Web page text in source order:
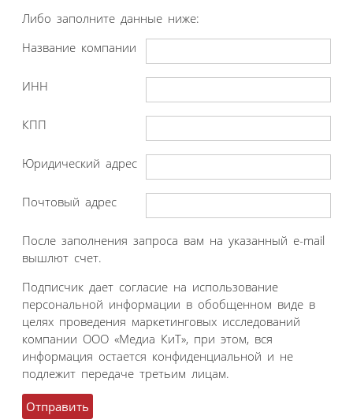
Либо заполните данные ниже:
Название компании
ИНН
КПП
Юридический адрес
Почтовый адрес
После заполнения запроса вам на указанный e-mail
вышлют счет.
Подписчик дает согласие на использование
персональной информации в обобщенном виде в
целях проведения маркетинговых исследований
компании ООО «Медиа КиТ», при этом, вся
информация остается конфиденциальной и не
подлежит передаче третьим лицам.